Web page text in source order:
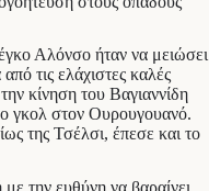
Αλόνσο ήταν να μειώσει
τις ελάχιστες καλές
κίνηση του Βαγιαννίδη
γκολ στον Ουρουγουανό.
της Τσέλσι, έπεσε και το